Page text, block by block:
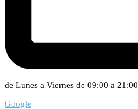
de Lunes a Viernes de 09:00 a 21:00
Google